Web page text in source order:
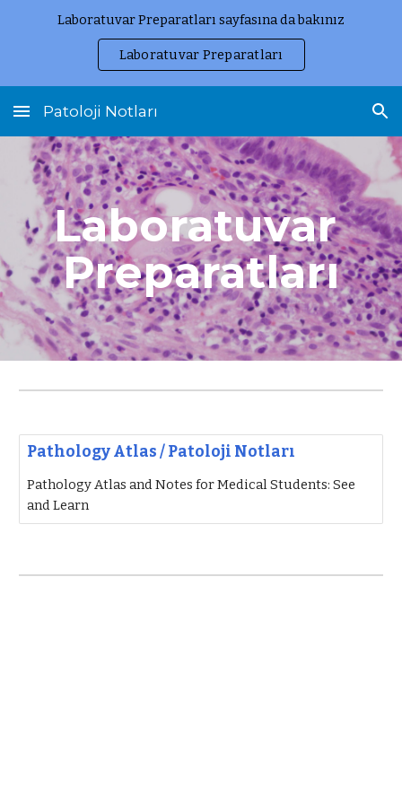
Laboratuvar Preparatları sayfasına da bakınız
Laboratuvar Preparatları
Patoloji Notları
Laboratuvar
Preparatları
Pathology Atlas / Patoloji Notları
Pathology Atlas and Notes for Medical Students: See
and Learn